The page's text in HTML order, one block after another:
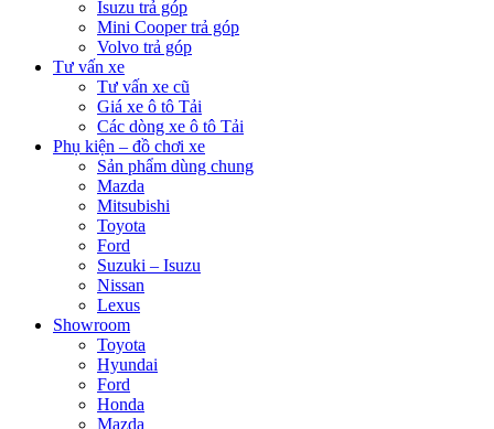
Isuzu trả góp
Mini Cooper trả góp
Volvo trả góp
Tư vấn xe
Tư vấn xe cũ
Giá xe ô tô Tải
Các dòng xe ô tô Tải
Phụ kiện – đồ chơi xe
Sản phẩm dùng chung
Mazda
Mitsubishi
Toyota
Ford
Suzuki – Isuzu
Nissan
Lexus
Showroom
Toyota
Hyundai
Ford
Honda
Mazda